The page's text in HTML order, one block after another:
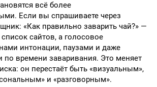
всё более
Если вы спрашиваете через
«Как правильно заварить чай?» —
сайтов, а голосовое
интонации, паузами и даже
по времени заваривания. Это меняет
он перестаёт быть «визуальным»,
и «разговорным».